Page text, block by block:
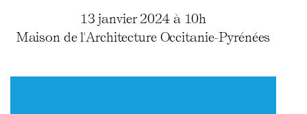
13 janvier 2024 à 10h
Maison de l'Architecture Occitanie-Pyrénées